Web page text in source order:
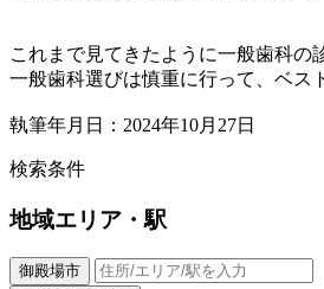
これまで見てきたように一般歯科の
一般歯科選びは慎重に行って、ベス
執筆年月日：2024年10月27日
検索条件
地域エリア・駅
御殿場市